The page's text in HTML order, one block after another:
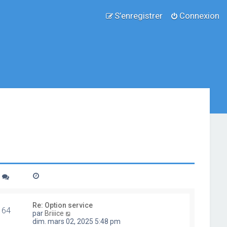
Connexion
S’enregistrer
64
Re: Option service
par Briiice
o
dim. mars 02, 2025 5:48 pm